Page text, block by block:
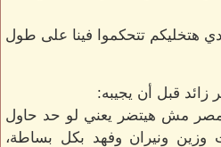
هتخليكم تتحكموا فينا على طول
قبل أن يجيبه:
مش هيتضر يعني لو حد حاول
وزين ونيران وفهد بكل بساطة،